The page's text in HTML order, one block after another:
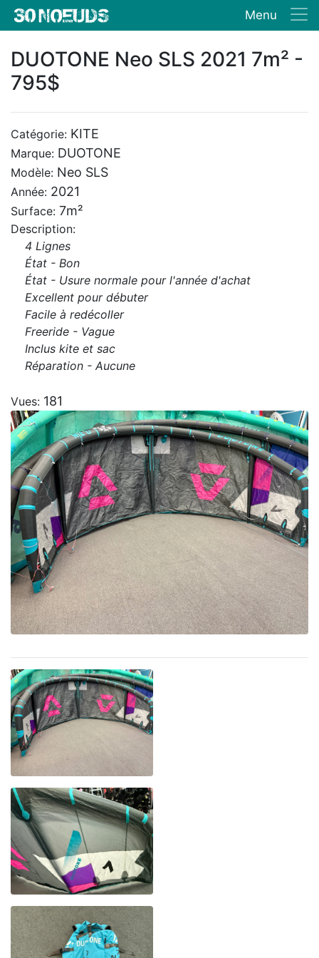
Menu
DUOTONE Neo SLS 2021 7m² -
795$
Catégorie: KITE
Marque: DUOTONE
Modèle: Neo SLS
Année: 2021
Surface: 7m²
Description:
4 Lignes
État - Bon
État - Usure normale pour l'année d'achat
Excellent pour débuter
Facile à redécoller
Freeride - Vague
Inclus kite et sac
Réparation - Aucune
Vues: 181